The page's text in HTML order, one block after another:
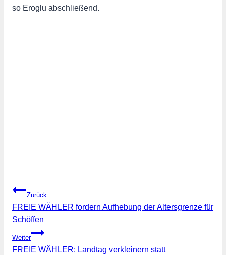
so Eroglu abschließend.
Beitragsnavigation
Zurück
FREIE WÄHLER fordern Aufhebung der Altersgrenze für
Schöffen
Weiter
FREIE WÄHLER: Landtag verkleinern statt